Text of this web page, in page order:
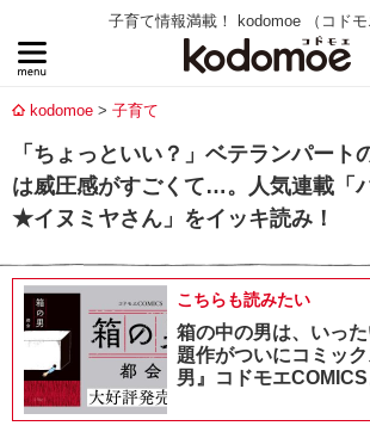
子育て情報満載！ kodomoe （コド
kodomoe 子育て
「ちょっといい？」ベテランパート
は威圧感がすごくて…。人気連載「
★イヌミヤさん」をイッキ読み！
こちらも読みたい
箱の中の男は、いっ
題作がついにコミッ
男』コドモエCOMICS